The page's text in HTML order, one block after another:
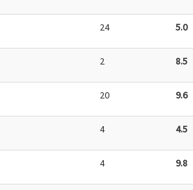
24 5.0
2 8.5
20 9.6
4 4.5
4 9.8